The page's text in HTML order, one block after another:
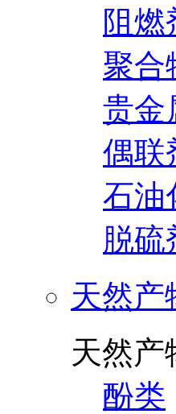
阻燃
聚合
贵金
偶联
石油
脱硫
天然产
天然产
酚类